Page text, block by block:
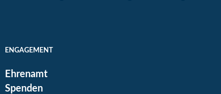
ENGAGEMENT
Ehrenamt
Spenden